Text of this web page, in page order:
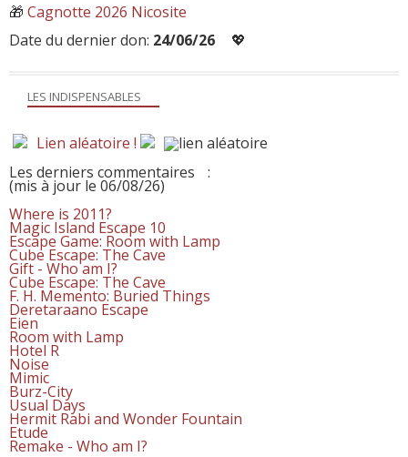
LES INDISPENSABLES
Lien aléatoire !
Les derniers commentaires
:
(mis à jour le 06/08/26)
Where is 2011?
Magic Island Escape 10
Escape Game: Room with Lamp
Cube Escape: The Cave
Gift - Who am I?
Cube Escape: The Cave
F. H. Memento: Buried Things
Deretaraano Escape
Eien
Room with Lamp
Hotel R
Noise
Mimic
Burz-City
Usual Days
Hermit Rabi and Wonder Fountain
Etude
Remake - Who am I?
🎁 Cagnotte 2026 Nicosite
Date du dernier don: 24/06/26 💖